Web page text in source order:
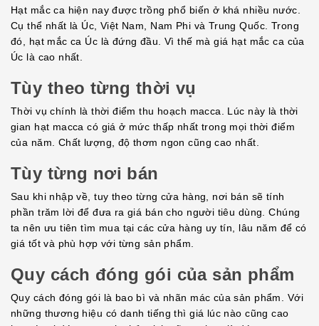
Hạt mắc ca hiện nay được trồng phổ biến ở khá nhiều nước.
Cụ thể nhất là Úc, Việt Nam, Nam Phi và Trung Quốc. Trong
đó, hạt mắc ca Úc là đứng đầu. Vì thế mà giá hạt mắc ca của
Úc là cao nhất.
Tùy theo từng thời vụ
Thời vụ chính là thời điểm thu hoạch macca. Lúc này là thời
gian hạt macca có giá ở mức thấp nhất trong mọi thời điểm
của năm. Chất lượng, độ thơm ngon cũng cao nhất.
Tùy từng nơi bán
Sau khi nhập về, tuy theo từng cửa hàng, nơi bán sẽ tính
phần trăm lời để đưa ra giá bán cho người tiêu dùng. Chúng
ta nên ưu tiên tìm mua tại các cửa hàng uy tín, lâu năm để có
giá tốt và phù hợp với từng sản phẩm.
Quy cách đóng gói của sản phẩm
Quy cách đóng gói là bao bì và nhãn mác của sản phẩm. Với
những thương hiệu có danh tiếng thì giá lúc nào cũng cao